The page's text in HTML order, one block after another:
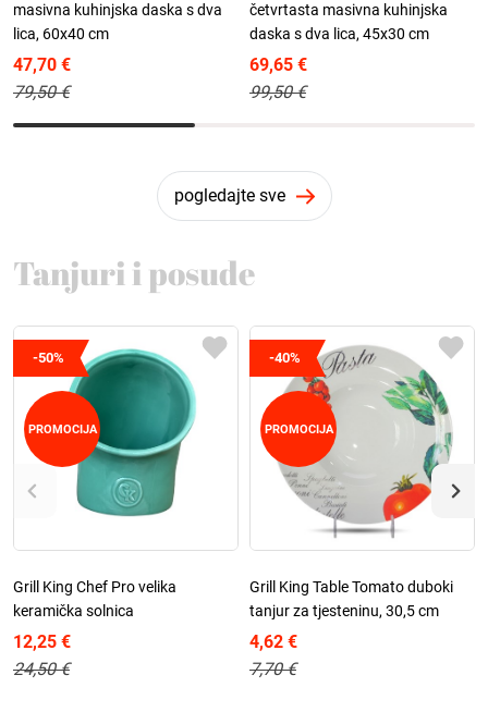
masivna kuhinjska daska s dva
lica, 60x40 cm
47,70 €
79,50 €
četvrtasta masivna kuhinjska
daska s dva lica, 45x30 cm
69,65 €
99,50 €
pogledajte sve
Tanjuri i posude
-50%
PROMOCIJA
Grill King Chef Pro velika
keramička solnica
12,25 €
24,50 €
-40%
PROMOCIJA
Grill King Table Tomato duboki
tanjur za tjesteninu, 30,5 cm
4,62 €
7,70 €